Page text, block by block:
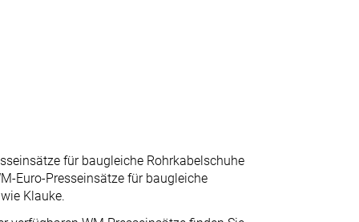
für baugleiche Rohrkabelschuhe
Euro-Presseinsätze für baugleiche
Klauke.